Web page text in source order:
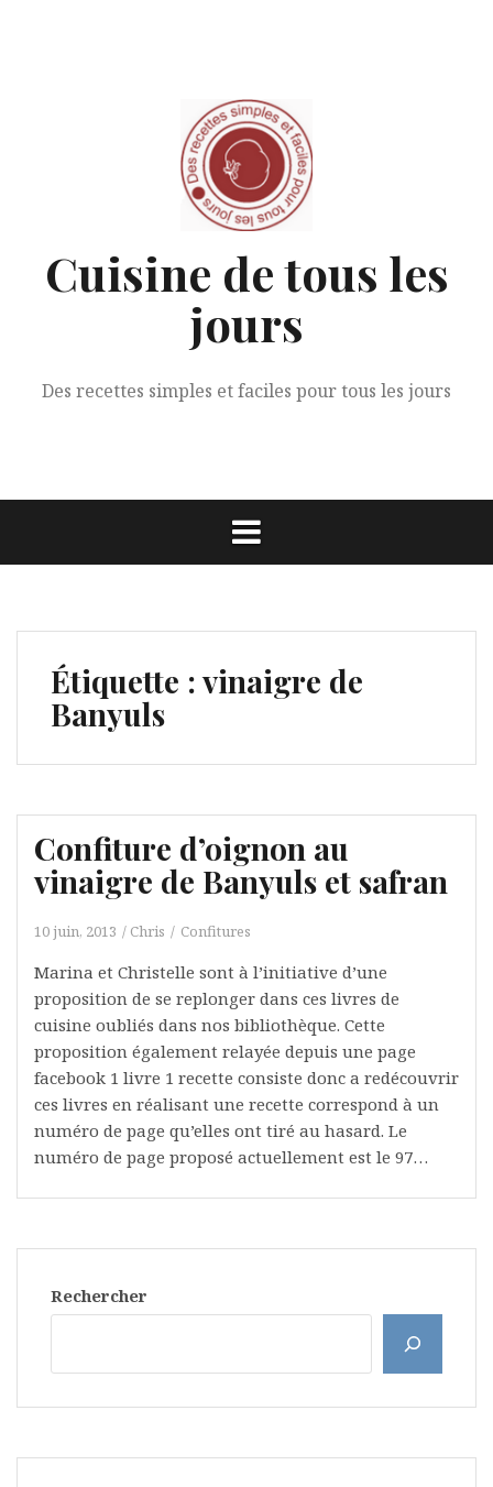
Cuisine de tous les
jours
Des recettes simples et faciles pour tous les jours
Étiquette :vinaigre de
Banyuls
Confiture d’oignon au
vinaigre de Banyuls et safran
10 juin, 2013 Chris Confitures
Marina et Christelle sont à l’initiative d’une
proposition de se replonger dans ces livres de
cuisine oubliés dans nos bibliothèque. Cette
proposition également relayée depuis une page
facebook 1 livre 1 recette consiste donc a redécouvrir
ces livres en réalisant une recette correspond à un
numéro de page qu’elles ont tiré au hasard. Le
numéro de page proposé actuellement est le 97…
Rechercher